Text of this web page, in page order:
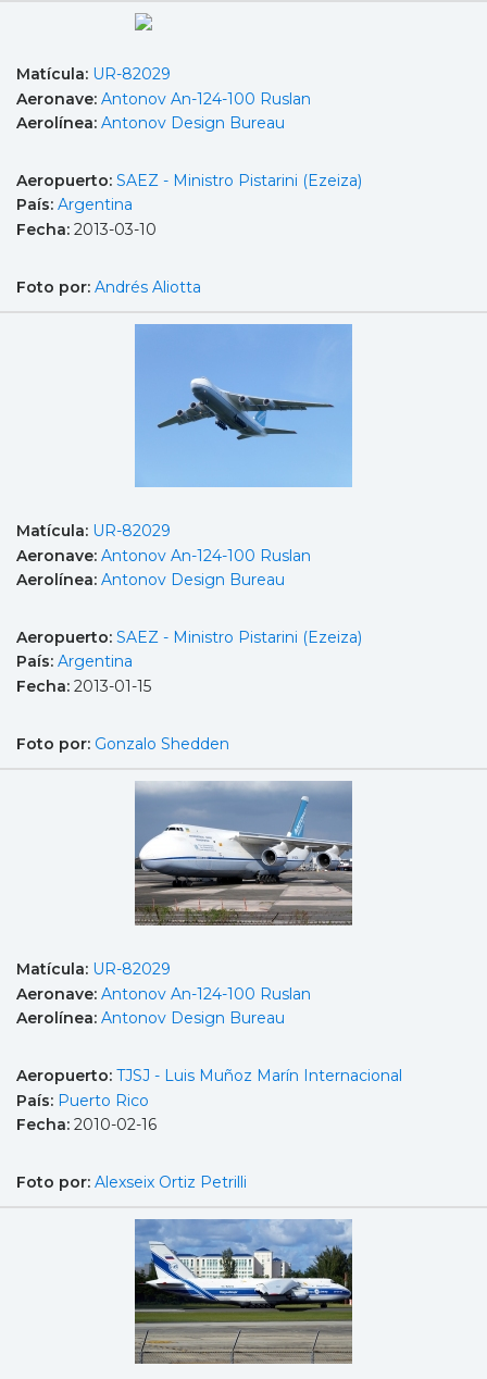
Matícula: UR-82029
Aeronave: Antonov An-124-100 Ruslan
Aerolínea: Antonov Design Bureau
Aeropuerto: SAEZ - Ministro Pistarini (Ezeiza)
País: Argentina
Fecha: 2013-03-10
Foto por: Andrés Aliotta
Matícula: UR-82029
Aeronave: Antonov An-124-100 Ruslan
Aerolínea: Antonov Design Bureau
Aeropuerto: SAEZ - Ministro Pistarini (Ezeiza)
País: Argentina
Fecha: 2013-01-15
Foto por: Gonzalo Shedden
Matícula: UR-82029
Aeronave: Antonov An-124-100 Ruslan
Aerolínea: Antonov Design Bureau
Aeropuerto: TJSJ - Luis Muñoz Marín Internacional
País: Puerto Rico
Fecha: 2010-02-16
Foto por: Alexseix Ortiz Petrilli